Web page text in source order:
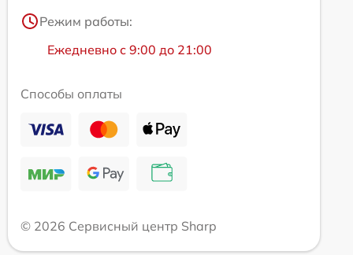
Режим работы:
Ежедневно с 9:00 до 21:00
Способы оплаты
© 2026 Сервисный центр Sharp